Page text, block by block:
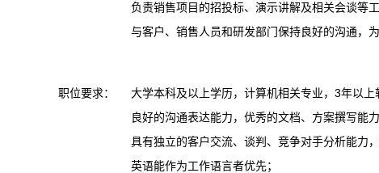
负责销售项目的招投标、演示讲解及相关会谈等
与客户、销售人员和研发部门保持良好的沟通，
职位要求：
大学本科及以上学历，计算机相关专业，3年以
良好的沟通表达能力，优秀的文档、方案撰写能
具有独立的客户交流、谈判、竞争对手分析能力
英语能作为工作语言者优先；